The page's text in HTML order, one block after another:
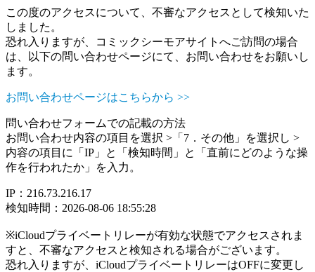
この度のアクセスについて、不審なアクセスとして検知いた
しました。
恐れ入りますが、コミックシーモアサイトへご訪問の場合
は、以下の問い合わせページにて、お問い合わせをお願いし
ます。
お問い合わせページはこちらから >>
問い合わせフォームでの記載の方法
お問い合わせ内容の項目を選択 >「7．その他」を選択し >
内容の項目に「IP」と「検知時間」と「直前にどのような操
作を行われたか」を入力。
IP：216.73.216.17
検知時間：2026-08-06 18:55:28
※iCloudプライベートリレーが有効な状態でアクセスされま
すと、不審なアクセスと検知される場合がございます。
恐れ入りますが、iCloudプライベートリレーはOFFに変更し